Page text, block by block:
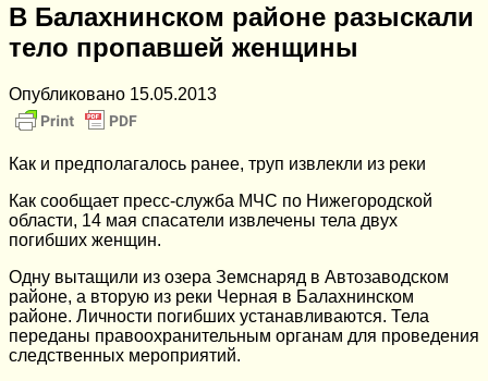
В Балахнинском районе разыскали
тело пропавшей женщины
Опубликовано 15.05.2013
Как и предполагалось ранее, труп извлекли из реки
Как сообщает пресс-служба МЧС по Нижегородской
области, 14 мая спасатели извлечены тела двух
погибших женщин.
Одну вытащили из озера Земснаряд в Автозаводском
районе, а вторую из реки Черная в Балахнинском
районе. Личности погибших устанавливаются. Тела
переданы правоохранительным органам для проведения
следственных мероприятий.